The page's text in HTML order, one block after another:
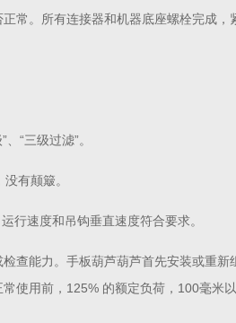
常。所有连接器和机器底座螺栓完成，
“三级过滤”。
有颠簸。
行速度和吊钩垂直速度符合要求。
查能力。手板葫芦葫芦首先安装或重
使用前，125% 的额定负荷，100毫米